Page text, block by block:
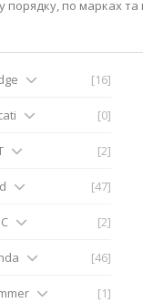
порядку, по марках та
[16]
[0]
[2]
[47]
[2]
[46]
[1]